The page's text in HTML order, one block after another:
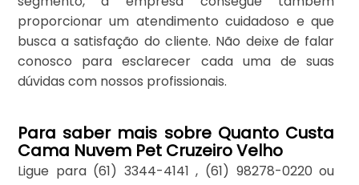
proporcionar um atendimento cuidadoso e que
busca a satisfação do cliente. Não deixe de falar
conosco para esclarecer cada uma de suas
dúvidas com nossos profissionais.
Para saber mais sobre Quanto Custa
Cama Nuvem Pet Cruzeiro Velho
Ligue para (61) 3344-4141 , (61) 98278-0220 ou